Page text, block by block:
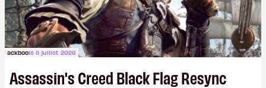
ackboole 11 juillet 2026
Assassin's Creed Black Flag Resync